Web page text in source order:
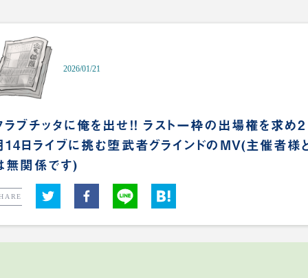
2026/01/21
ラブチッタに俺を出せ!! ラスト一枠の出場権を求め2
14日ライブに挑む堕武者グラインドのMV(主催者様
無関係です)